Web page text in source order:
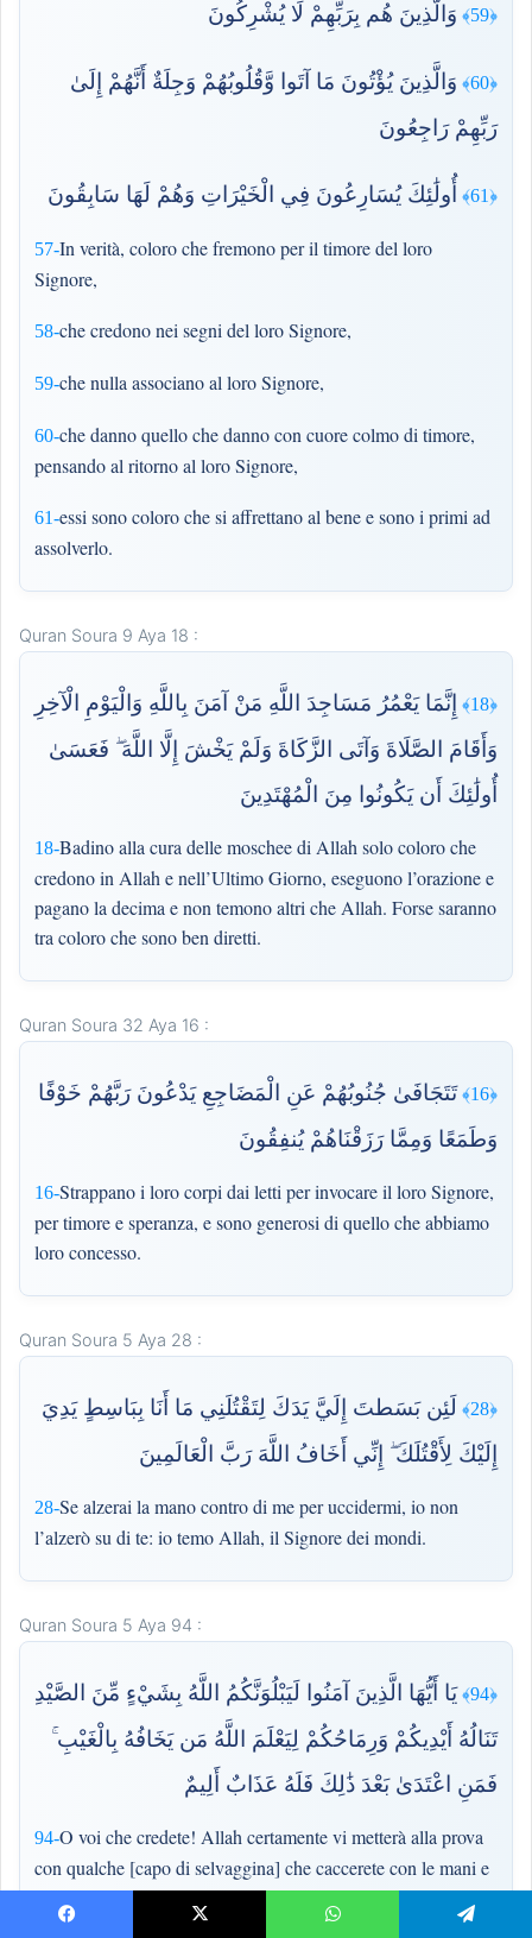
57-In verità, coloro che fremono per il timore del loro
Signore,
58-che credono nei segni del loro Signore,
﴿59﴾ وَالَّذِينَ هُم بِرَبِّهِمْ لَا يُشْرِكُونَ
59-che nulla associano al loro Signore,
﴿60﴾
وَالَّذِينَ يُؤْتُونَ مَا آتَوا وَّقُلُوبُهُمْ وَجِلَةٌ أَنَّهُمْ إِلَىٰ
رَبِّهِمْ رَاجِعُونَ
60-che danno quello che danno con cuore colmo di timore,
pensando al ritorno al loro Signore,
﴿61﴾ أُولَٰئِكَ يُسَارِعُونَ فِي الْخَيْرَاتِ وَهُمْ لَهَا سَابِقُونَ
61-essi sono coloro che si affrettano al bene e sono i primi ad
assolverlo.
Quran Soura 9 Aya 18 :
﴿18﴾
إِنَّمَا يَعْمُرُ مَسَاجِدَ اللَّهِ مَنْ آمَنَ بِاللَّهِ وَالْيَوْمِ الْآخِرِ
وَأَقَامَ الصَّلَاةَ وَآتَى الزَّكَاةَ وَلَمْ يَخْشَ إِلَّا اللَّهَ ۖ فَعَسَىٰ
أُولَٰئِكَ أَن يَكُونُوا مِنَ الْمُهْتَدِينَ
18-Badino alla cura delle moschee di Allah solo coloro che
credono in Allah e nell’Ultimo Giorno, eseguono l’orazione e
pagano la decima e non temono altri che Allah. Forse saranno
tra coloro che sono ben diretti.
Quran Soura 32 Aya 16 :
﴿16﴾
تَتَجَافَىٰ جُنُوبُهُمْ عَنِ الْمَضَاجِعِ يَدْعُونَ رَبَّهُمْ خَوْفًا
وَطَمَعًا وَمِمَّا رَزَقْنَاهُمْ يُنفِقُونَ
16-Strappano i loro corpi dai letti per invocare il loro Signore,
per timore e speranza, e sono generosi di quello che abbiamo
loro concesso.
Quran Soura 5 Aya 28 :
﴿28﴾
لَئِن بَسَطتَ إِلَيَّ يَدَكَ لِتَقْتُلَنِي مَا أَنَا بِبَاسِطٍ يَدِيَ
إِلَيْكَ لِأَقْتُلَكَ ۖ إِنِّي أَخَافُ اللَّهَ رَبَّ الْعَالَمِينَ
28-Se alzerai la mano contro di me per uccidermi, io non
l’alzerò su di te: io temo Allah, il Signore dei mondi.
Quran Soura 5 Aya 94 :
﴿94﴾
يَا أَيُّهَا الَّذِينَ آمَنُوا لَيَبْلُوَنَّكُمُ اللَّهُ بِشَيْءٍ مِّنَ الصَّيْدِ
تَنَالُهُ أَيْدِيكُمْ وَرِمَاحُكُمْ لِيَعْلَمَ اللَّهُ مَن يَخَافُهُ بِالْغَيْبِ ۚ
فَمَنِ اعْتَدَىٰ بَعْدَ ذَٰلِكَ فَلَهُ عَذَابٌ أَلِيمٌ
94-O voi che credete! Allah certamente vi metterà alla prova
con qualche [capo di selvaggina] che caccerete con le mani e
con le lance. Così Allah riconoscerà chi Lo teme nel profondo
di sé. Chi poi trasgredirà, avrà doloroso castigo!